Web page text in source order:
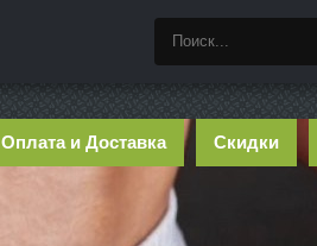
Оплата и Доставка Скидки